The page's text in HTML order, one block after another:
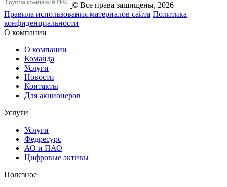
© Все права защищены, 2026
Правила использования материалов сайта Политика
конфиденциальности
О компании
О компании
Команда
Услуги
Новости
Контакты
Для акционеров
Услуги
Услуги
Федресурс
АО и ПАО
Цифровые активы
Полезное